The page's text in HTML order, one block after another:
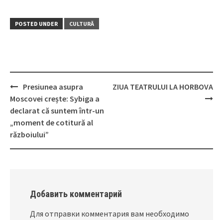
POSTED UNDER CULTURĂ
Post
navigation
Presiunea asupra
Moscovei crește: Sybiga a
declarat că suntem într-un
„moment de cotitură al
războiului”
ZIUA TEATRULUI LA HORBOVA
Добавить комментарий
Для отправки комментария вам необходимо